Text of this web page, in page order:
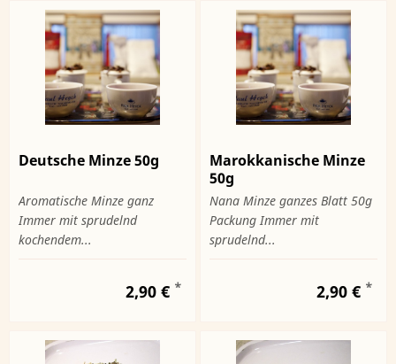
Deutsche Minze 50g
Aromatische Minze ganz
Immer mit sprudelnd
kochendem...
2,90 € *
Marokkanische Minze
50g
Nana Minze ganzes Blatt 50g
Packung Immer mit
sprudelnd...
2,90 € *